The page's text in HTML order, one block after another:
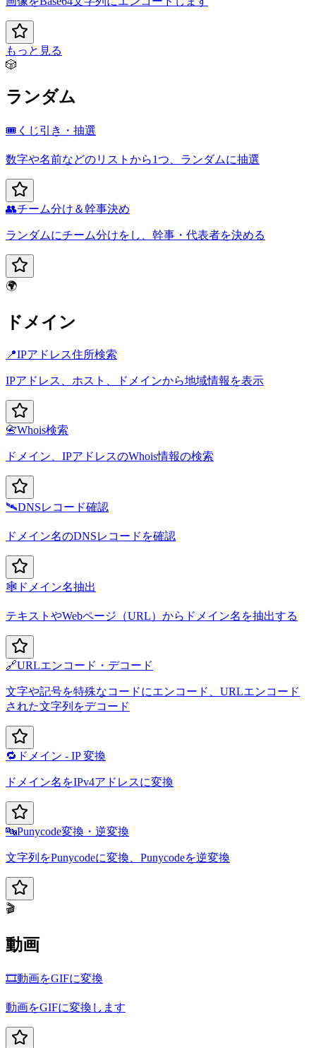
もっと見る
🎲
ランダム
🎟️ くじ引き・抽選
数字や名前などのリストから1つ、ランダムに抽選
👥チーム分け＆幹事決め
ランダムにチーム分けをし、幹事・代表者を決める
🌍
ドメイン
📍IPアドレス住所検索
IPアドレス、ホスト、ドメインから地域情報を表示
📇Whois検索
ドメイン、IPアドレスのWhois情報の検索
🛰️DNSレコード確認
ドメイン名のDNSレコードを確認
🕸️ ドメイン名抽出
テキストやWebページ（URL）からドメイン名を抽出する
🔗URLエンコード・デコード
文字や記号を特殊なコードにエンコード、URLエンコード
された文字列をデコード
🔁 ドメイン - IP 変換
ドメイン名をIPv4アドレスに変換
🔤Punycode変換・逆変換
文字列をPunycodeに変換、Punycodeを逆変換
🎬
動画
🎞️動画をGIFに変換
動画をGIFに変換します